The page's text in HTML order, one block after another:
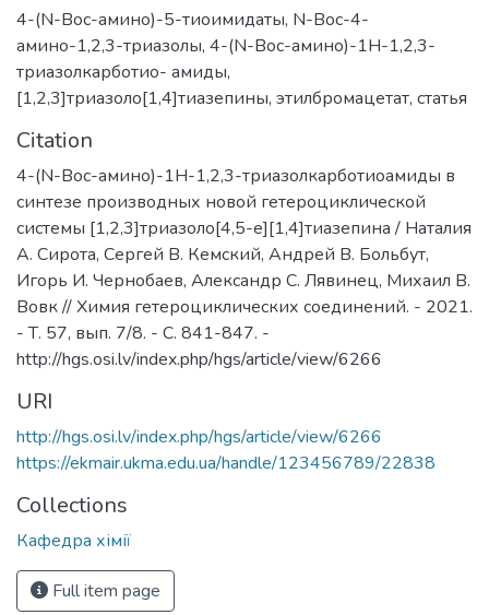
4-(N-Boc-амино)-5-тиоимидаты, N-Boc-4-
амино-1,2,3-триазолы, 4-(N-Boc-амино)-1Н-1,2,3-
триазолкарботио- амиды,
[1,2,3]триазоло[1,4]тиазепины, этилбромацетат, статья
Citation
4-(N-Boc-амино)-1Н-1,2,3-триазолкарботиоамиды в
синтезе производных новой гетероциклической
системы [1,2,3]триазоло[4,5-e][1,4]тиазепина / Наталия
A. Сирота, Сергей B. Кемский, Андрей B. Больбут,
Игорь И. Чернобаев, Александр C. Лявинец, Михаил B.
Вовк // Химия гетероциклических соединений. - 2021.
- Т. 57, вып. 7/8. - С. 841-847. -
http://hgs.osi.lv/index.php/hgs/article/view/6266
URI
http://hgs.osi.lv/index.php/hgs/article/view/6266
https://ekmair.ukma.edu.ua/handle/123456789/22838
Collections
Кафедра хімії
Full item page